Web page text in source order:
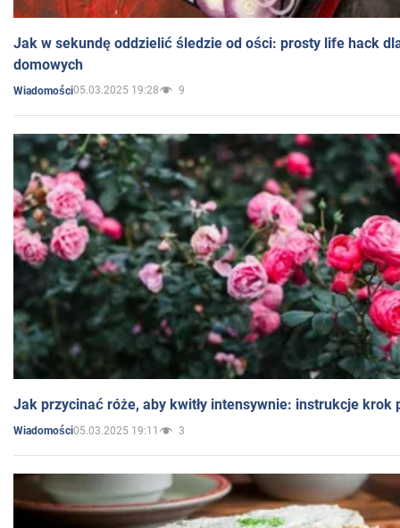
Jak w sekundę oddzielić śledzie od ości: prosty life hack
domowych
Wiadomości05.03.2025 19:28 9
Jak przycinać róże, aby kwitły intensywnie: instrukcje krok
Wiadomości05.03.2025 19:11 3